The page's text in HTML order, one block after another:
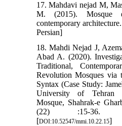
17. Mahdavi nejad M,
M. (2015). Mosque
contemporary
Persian]
18. Mahdi Nejad J,
Abad A. (2020).
Traditional,
Revolution Mosques via
Syntax (Case Study:
University of Tehran
Mosque, Shahrak-e
(22) :15-36.
[DOI:10.52547/mmi.10.22.15]